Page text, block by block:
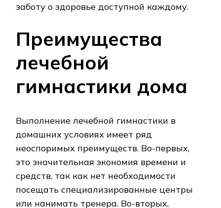
заботу о здоровье доступной каждому.
Преимущества
лечебной
гимнастики дома
Выполнение лечебной гимнастики в
домашних условиях имеет ряд
неоспоримых преимуществ. Во-первых,
это значительная экономия времени и
средств, так как нет необходимости
посещать специализированные центры
или нанимать тренера. Во-вторых,